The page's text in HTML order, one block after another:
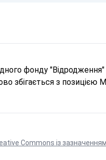
фонду
збігається з
Commons із